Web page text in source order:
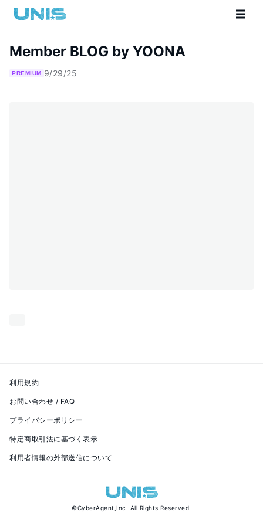
Member BLOG by YOONA
PREMIUM 9/29/25
利用規約
お問い合わせ / FAQ
プライバシーポリシー
特定商取引法に基づく表示
利用者情報の外部送信について
©CyberAgent,Inc. All Rights Reserved.